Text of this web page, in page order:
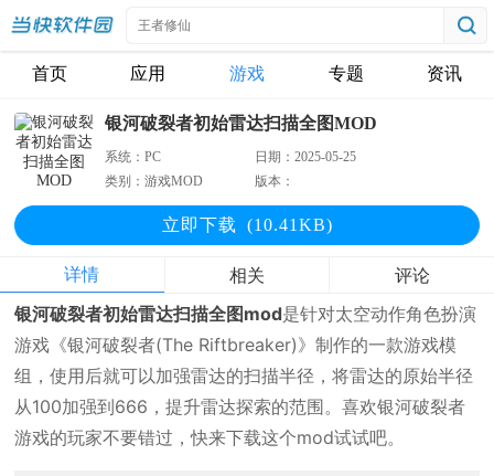
首页 应用 游戏 专题 资讯
银河破裂者初始雷达扫描全图MOD
系统：PC 日期：2025-05-25
类别：游戏MOD 版本：
立即下载 (10.41KB)
详情 相关 评论
银河破裂者初始雷达扫描全图mod是针对太空动作角色扮演
游戏《银河破裂者(The Riftbreaker)》制作的一款游戏模
组，使用后就可以加强雷达的扫描半径，将雷达的原始半径
从100加强到666，提升雷达探索的范围。喜欢银河破裂者
游戏的玩家不要错过，快来下载这个mod试试吧。